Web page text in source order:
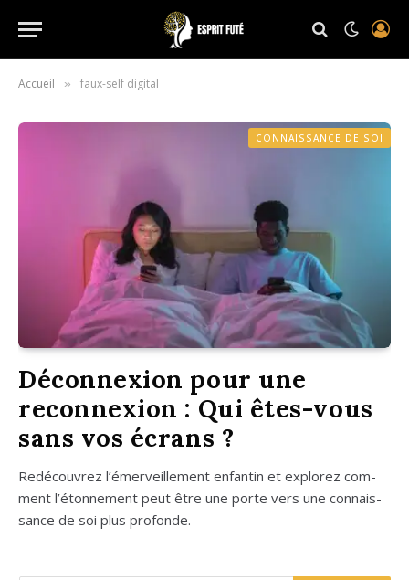
Accueil » faux-self digital
CONNAISSANCE DE SOI
Déconnexion pour une
reconnexion : Qui êtes-vous
sans vos écrans ?
Redé­cou­vrez l’é­mer­veille­ment enfan­tin et explo­rez com­
ment l’é­ton­ne­ment peut être une porte vers une connais­
sance de soi plus pro­fonde.